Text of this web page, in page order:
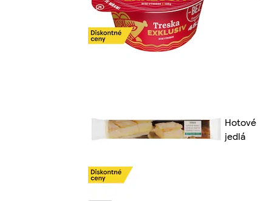
Hotové
jedlá